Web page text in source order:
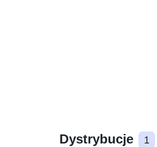
Dystrybucje 1